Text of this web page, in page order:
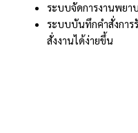
ระบบจัดการงานพยา
ระบบบันทึกคำสั่งกา
สั่งงานได้ง่ายขึ้น